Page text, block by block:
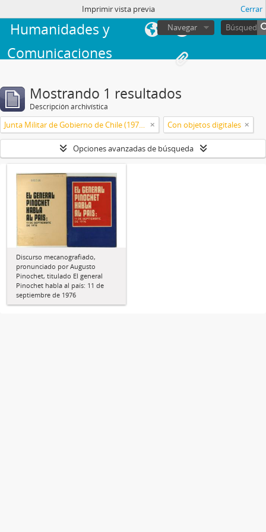
Facultad de
Humanidades y
Comunicaciones
sesión
Navegar
Imprimir vista previa Cerrar
Mostrando 1 resultados
Descripción archivística
Junta Militar de Gobierno de Chile (1973-1990) Con objetos digitales
Opciones avanzadas de búsqueda
Discurso mecanografiado,
pronunciado por Augusto
Pinochet, titulado El general
Pinochet habla al país: 11 de
septiembre de 1976